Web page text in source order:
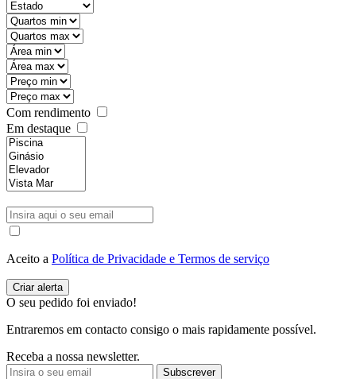
Com rendimento
Em destaque
Aceito a Política de Privacidade e Termos de serviço
O seu pedido foi enviado!
Entraremos em contacto consigo o mais rapidamente possível.
Receba a nossa newsletter.
Subscrever